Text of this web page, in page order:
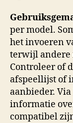
per model.
het invoeren
terwijl andere
Controleer of
afspeellijst of
aanbieder. Via
informatie
compatibel